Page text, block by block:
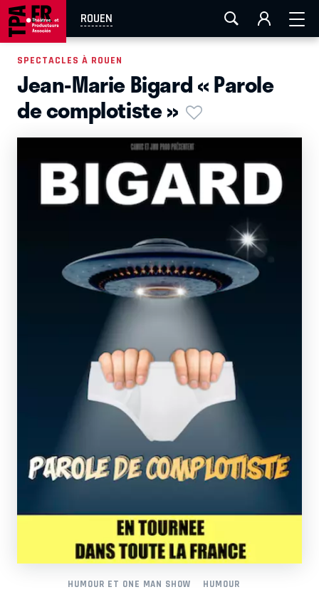
ROUEN
AIX-MARSEILLE LA ROCHELLE
EN TOURNÉE
SPECTACLES À ROUEN
Jean-Marie Bigard « Parole
de complotiste »
HUMOUR ET ONE MAN SHOW HUMOUR